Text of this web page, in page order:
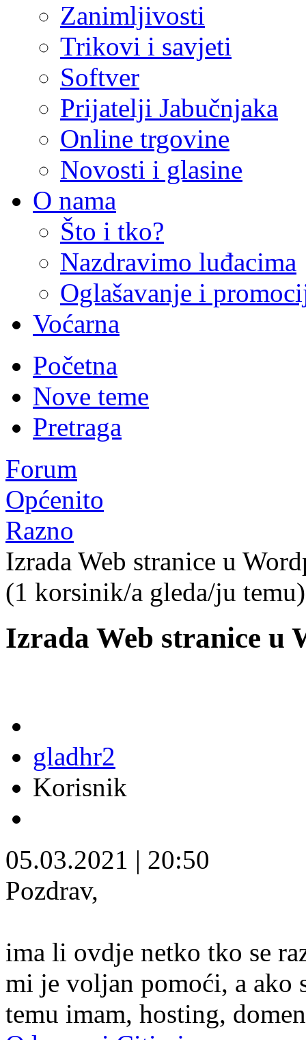
Zanimljivosti
Trikovi i savjeti
Softver
Prijatelji Jabučnjaka
Online trgovine
Novosti i glasine
O nama
Što i tko?
Nazdravimo luđacima
Oglašavanje i
Voćarna
Početna
Nove teme
Pretraga
Forum
Općenito
Razno
Izrada Web stranice u
(1 korsinik/a gleda/ju
Izrada Web stranice u
gladhr2
Korisnik
05.03.2021 | 20:50
Pozdrav,
ima li ovdje netko tko se
mi je voljan pomoći, a ako
temu imam, hosting,